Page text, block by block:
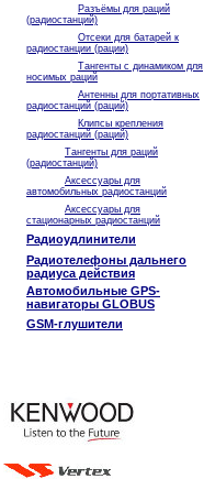
Разъёмы для раций
(радиостанций)
Отсеки для батарей к
радиостанции (рации)
Тангенты с динамиком для
носимых раций
Антенны для портативных
радиостанций (раций)
Клипсы крепления
радиостанций (раций)
Тангенты для раций
(радиостанций)
Аксессуары для
автомобильных радиостанций
Аксессуары для
стационарных радиостанций
Радиоудлинители
Радиотелефоны дальнего
радиуса действия
Автомобильные GPS-
навигаторы GLOBUS
GSM-глушители